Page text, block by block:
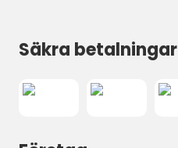
Säkra betalningar